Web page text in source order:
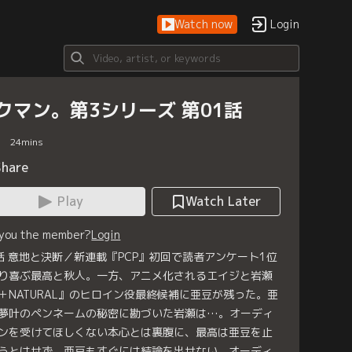
Watch now Login
マン。第3シリーズ 第01話
24mins
Play
Watch Later
the member?Login
意地と決断／新連載『PCP』初回で読者アンケート1位
喜ぶ最高と秋人。一方、アニメ化されるエイジと岩瀬
NATURAL』のヒロイン役最終候補に亜豆が残った。亜
叶のペンネームの秘密に勘づいた岩瀬は…。オーディ
を受けてほしくない本心とは裏腹に、最高は亜豆を止